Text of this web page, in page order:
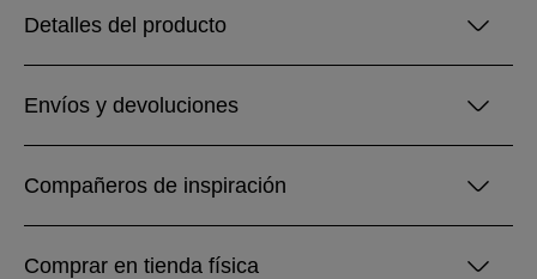
Detalles del producto
Envíos y devoluciones
Compañeros de inspiración
Comprar en tienda física